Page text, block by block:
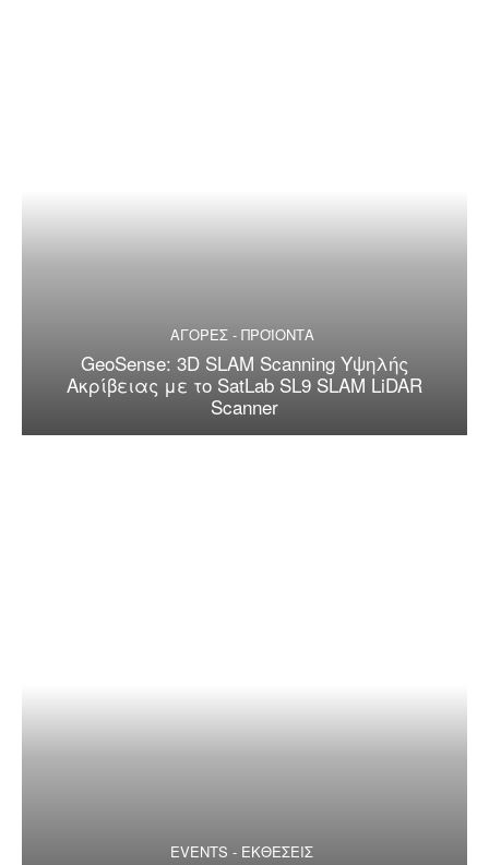
ΑΓΟΡΕΣ - ΠΡΟΪΟΝΤΑ
GeoSense: 3D SLAM Scanning Υψηλής
Ακρίβειας με το SatLab SL9 SLAM LiDAR
Scanner
EVENTS - ΕΚΘΕΣΕΙΣ